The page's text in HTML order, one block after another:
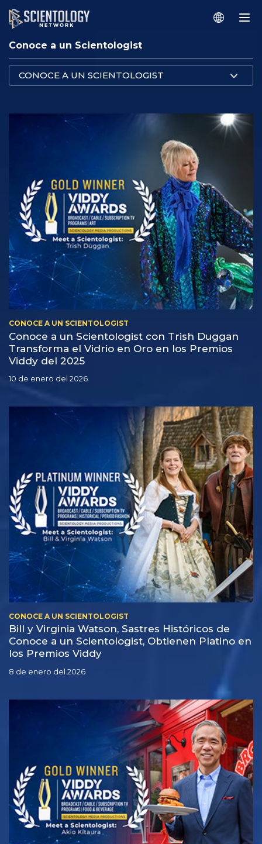
Conoce a un Scientologist
CONOCE A UN SCIENTOLOGIST
CONOCE A UN SCIENTOLOGIST
Conoce a un Scientologist con Trish Duggan
Transforma el Vidrio en Oro en los Premios
Viddy del 2025
10 de enero del 2026
CONOCE A UN SCIENTOLOGIST
Bill y Virginia Watson, Sastres Históricos de
Conoce a un Scientologist, Obtienen Platino en
los Premios Viddy
8 de enero del 2026